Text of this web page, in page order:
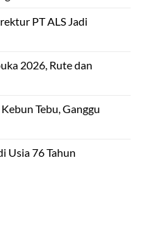
PT ALS Jadi
2026, Rute dan
Tebu, Ganggu
Usia 76 Tahun